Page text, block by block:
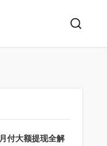
付大额提现全解